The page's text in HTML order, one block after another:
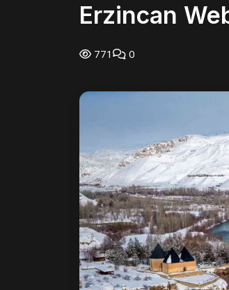
Erzincan
771 0